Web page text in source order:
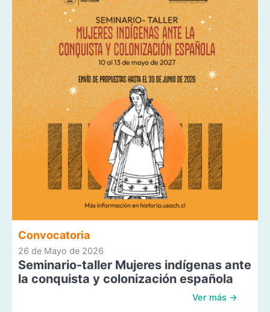
Convocatoria
26 de Mayo de 2026
Seminario-taller Mujeres indígenas ante
la conquista y colonización española
Ver más →